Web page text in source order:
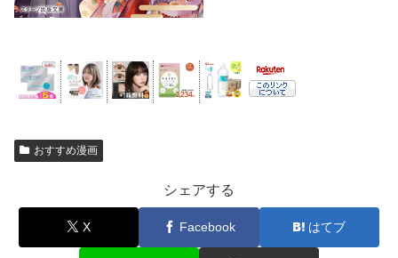
おすすめ漫画
シェアする
X Facebook はてブ